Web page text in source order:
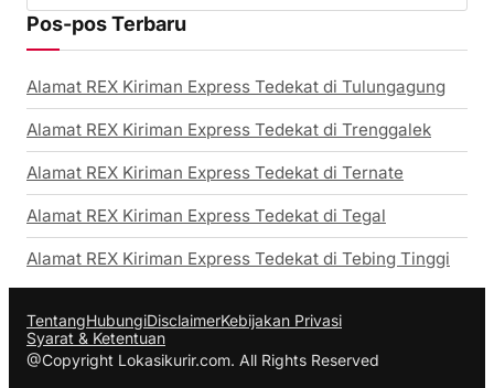
Pos-pos Terbaru
Alamat REX Kiriman Express Tedekat di Tulungagung
Alamat REX Kiriman Express Tedekat di Trenggalek
Alamat REX Kiriman Express Tedekat di Ternate
Alamat REX Kiriman Express Tedekat di Tegal
Alamat REX Kiriman Express Tedekat di Tebing Tinggi
TentangHubungiDisclaimerKebijakan Privasi
Syarat & Ketentuan
@Copyright Lokasikurir.com. All Rights Reserved